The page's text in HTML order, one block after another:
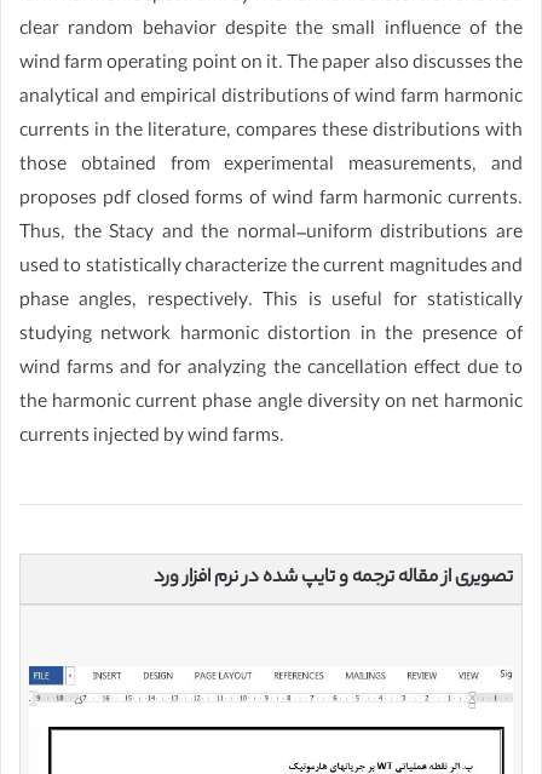
clear random behavior despite the small influence of the
wind farm operating point on it. The paper also discusses the
analytical and empirical distributions of wind farm harmonic
currents in the literature, compares these distributions with
those obtained from experimental measurements, and
proposes pdf closed forms of wind farm harmonic currents.
Thus, the Stacy and the normal–uniform distributions are
used to statistically characterize the current magnitudes and
phase angles, respectively. This is useful for statistically
studying network harmonic distortion in the presence of
wind farms and for analyzing the cancellation effect due to
the harmonic current phase angle diversity on net harmonic
currents injected by wind farms.
تصویری از مقاله ترجمه و تایپ شده در نرم افزار ورد